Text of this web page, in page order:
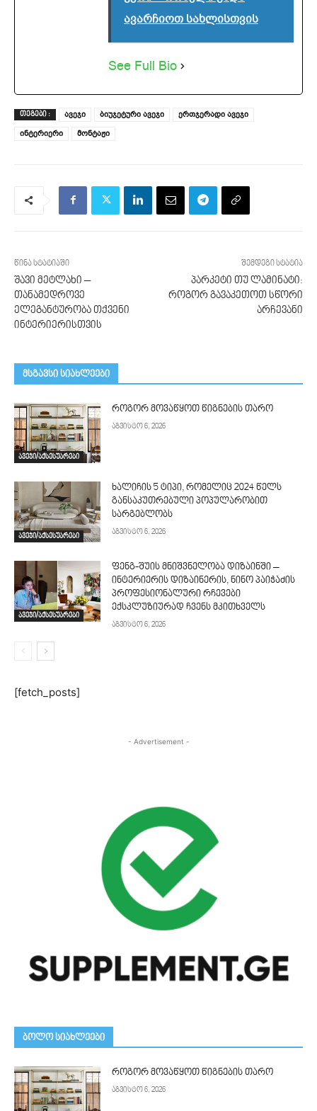
ავარჩიოთ სახლისთვის
See Full Bio
ᲗᲔᲒᲔᲑᲘ : ავეჯი ბიუჯეტური ავეჯი
ერთჯერადი ავეჯი
ინტერიერი
მონტაჟი
წინა სტატიაში
შავი მეტლახი –
თანამედროვე
ელეგანტურობა თქვენი
ინტერიერისთვის
შემდეგი სტატია
პარკეტი თუ ლამინატი:
როგორ გავაკეთოთ სწორი
არჩევანი
მსგავსი სიახლეები
ავეჯი/აქსესუარები
როგორ მოვაწყოთ წიგნების თარო
აგვისტო 6, 2026
ავეჯი/აქსესუარები
ხალიჩის 5 ტიპი, რომელიც 2024 წელს
განსაკუთრებული პოპულარობით
სარგებლობს
აგვისტო 6, 2026
ავეჯი/აქსესუარები
ფენგ-შუის მნიშვნელობა დიზაინში –
ინტერიერის დიზაინერის, ნინო პაიჭაძის
პროფესიონალური რჩევები
ექსკლუზიურად ჩვენს მკითხველს
აგვისტო 6, 2026
[fetch_posts]
- Advertisement -
ᲑᲝᲚᲝ ᲡᲘᲐᲮᲚᲔᲔᲑᲘ
როგორ მოვაწყოთ წიგნების თარო
აგვისტო 6, 2026